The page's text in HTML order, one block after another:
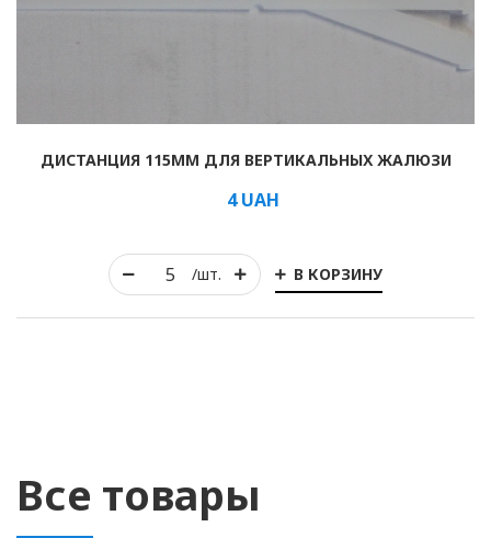
/шт. В КОРЗИНУ
ДИСТАНЦИЯ 115ММ ДЛЯ ВЕРТИКАЛЬНЫХ ЖАЛЮЗИ
4UAH
Все товары